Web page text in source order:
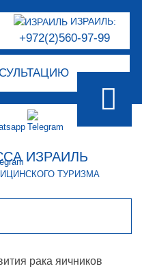
ИЗРАИЛЬ:
+972(2)560-97-99
ИЗРАИЛЬ
ТУРИЗМА
рака яичников